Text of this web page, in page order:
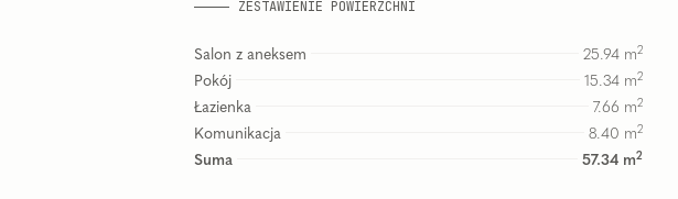
ZESTAWIENIE POWIERZCHNI
Salon z aneksem 25.94 m2
Pokój 15.34 m2
Łazienka 7.66 m2
Komunikacja 8.40 m2
Suma 57.34 m2